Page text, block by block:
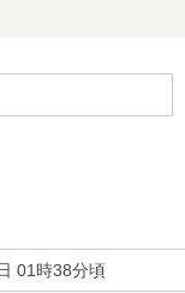
01時38分頃